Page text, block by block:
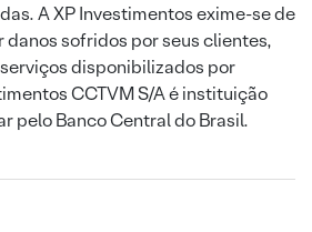
A XP Investimentos exime-se de
sofridos por seus clientes,
disponibilizados por
CCTVM S/A é instituição
pelo Banco Central do Brasil.